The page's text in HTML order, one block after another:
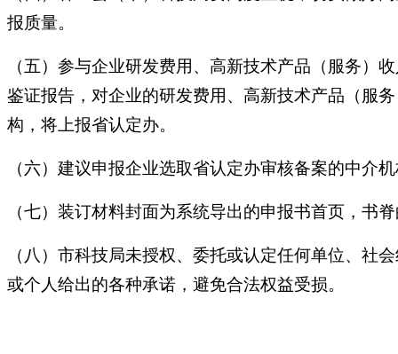
报质量。
（五）参与企业研发费用、高新技术产品（服务）
鉴证报告，对企业的研发费用、高新技术产品（服
构，将上报省认定办。
（六）建议申报企业选取省认定办审核备案的中介
（七）装订材料封面为系统导出的申报书首页，书
（八）市科技局未授权、委托或认定任何单位、社
或个人给出的各种承诺，避免合法权益受损。